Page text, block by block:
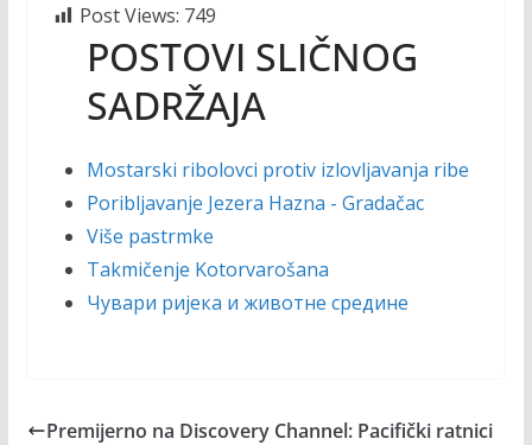
Post Views: 749
POSTOVI SLIČNOG
SADRŽAJA
Mostarski ribolovci protiv izlovljavanja ribe
Poribljavanje Jezera Hazna - Gradačac
Više pastrmke
Takmičenje Kotorvarošana
Чувари ријека и животне средине
Premijerno na Discovery Channel: Pacifički ratnici